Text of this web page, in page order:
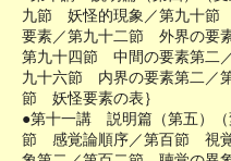
九節 妖怪的現象／第九十
要素／第九十二節 外界の要
第九十四節 中間の要素第二
九十六節 内界の要素第二／
節 妖怪要素の表｝
●第十一講 説明篇（第五）
節 感覚論順序／第百節 視